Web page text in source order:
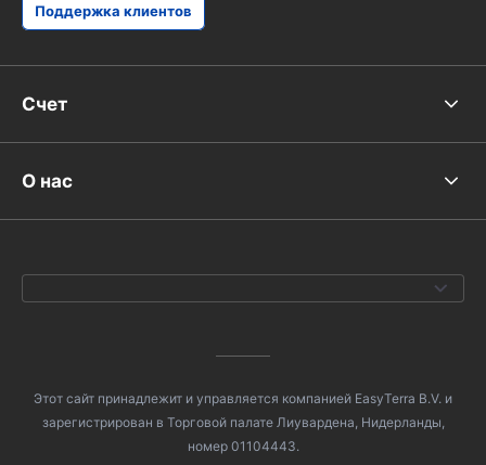
Поддержка клиентов
Счет
О нас
Этот сайт принадлежит и управляется компанией EasyTerra B.V. и
зарегистрирован в Торговой палате Лиувардена, Нидерланды,
номер 01104443.